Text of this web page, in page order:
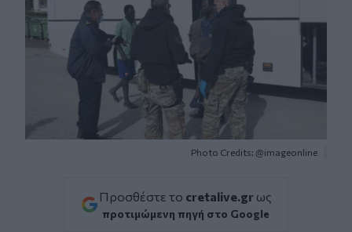
Photo Credits: @imageonline
Προσθέστε το cretalive.gr ως
προτιμώμενη πηγή στο Google